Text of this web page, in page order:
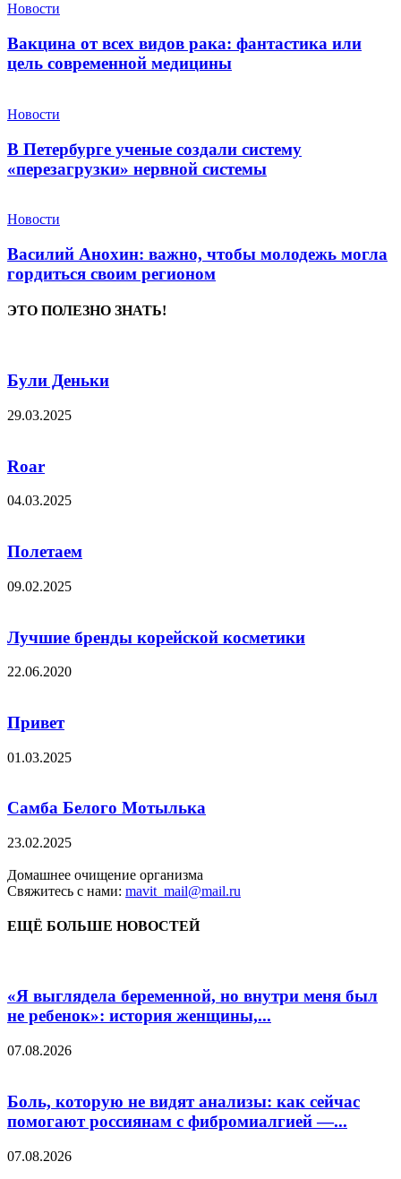
Новости
Вакцина от всех видов рака: фантастика или
цель современной медицины
Новости
В Петербурге ученые создали систему
«перезагрузки» нервной системы
Новости
Василий Анохин: важно, чтобы молодежь могла
гордиться своим регионом
ЭТО ПОЛЕЗНО ЗНАТЬ!
Були Деньки
29.03.2025
Roar
04.03.2025
Полетаем
09.02.2025
Лучшие бренды корейской косметики
22.06.2020
Привет
01.03.2025
Самба Белого Мотылька
23.02.2025
Домашнее очищение организма
Свяжитесь с нами: mavit_mail@mail.ru
ЕЩЁ БОЛЬШЕ НОВОСТЕЙ
«Я выглядела беременной, но внутри меня был
не ребенок»: история женщины,...
07.08.2026
Боль, которую не видят анализы: как сейчас
помогают россиянам с фибромиалгией —...
07.08.2026